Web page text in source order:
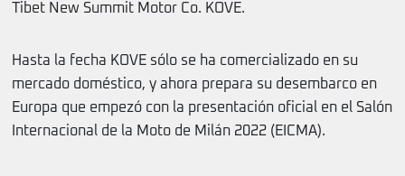
Tibet New Summit Motor Co. KOVE.
Hasta la fecha KOVE sólo se ha comercializado en su
mercado doméstico, y ahora prepara su desembarco en
Europa que empezó con la presentación oficial en el Salón
Internacional de la Moto de Milán 2022 (EICMA).